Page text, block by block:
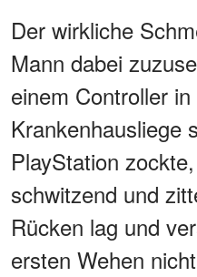
Der wirkliche
Mann dabei
einem Controller
Krankenhausliege
PlayStation
schwitzend und
Rücken lag und
ersten Wehen